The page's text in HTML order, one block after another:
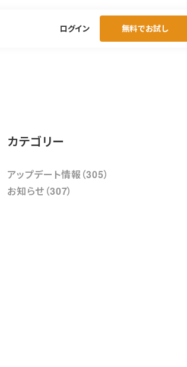
ログイン 無料でお試し
カテゴリー
アップデート情報（305）
お知らせ（307）